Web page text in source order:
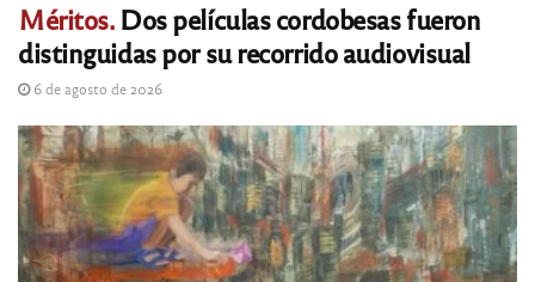
Méritos.Dos películas cordobesas fueron
distinguidas por su recorrido audiovisual
6 de agosto de 2026